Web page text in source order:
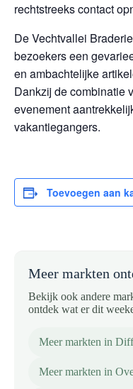
rechtstreeks contact
De Vechtvallei
bezoekers een
en ambachtelijke
Dankzij de combinatie
evenement
vakantiegangers.
Toevoegen aan
Meer markten
Bekijk ook andere
ontdek wat er dit
Meer markten in
Meer markten in